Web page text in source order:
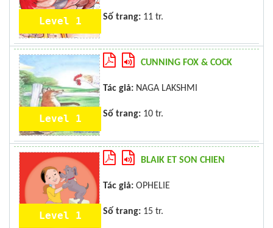
Level 1 Số trang: 11 tr.
Level 1
CUNNING FOX & COCK
Tác giả: NAGA LAKSHMI
Số trang: 10 tr.
Level 1
BLAIK ET SON CHIEN
Tác giả: OPHELIE
Số trang: 15 tr.